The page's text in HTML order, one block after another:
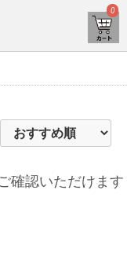
0
確認いただけます